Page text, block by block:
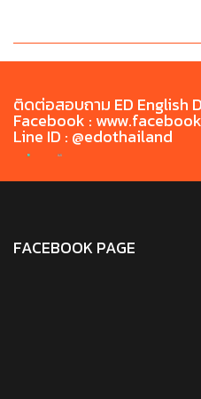
ติดต่อสอบถาม ED English
Facebook :
Line ID : @edothailand
FACEBOOK PAGE